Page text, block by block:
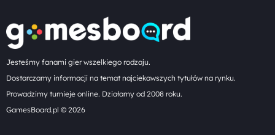
Jesteśmy fanami gier wszelkiego rodzaju.
Dostarczamy informacji na temat najciekawszych tytułów na rynku.
Prowadzimy turnieje online. Działamy od 2008 roku.
GamesBoard.pl © 2026